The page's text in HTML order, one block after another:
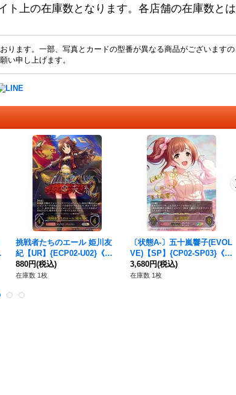
ト上の在庫数となります。各店舗の在庫数とは
ます。一部、写真とカードの型番が異なる商品がございますの
い申し上げます。
挑戦者たちのエール 姫川友
紀【UR】{ECP02-U02}《エ
ルフ》
880円(税込)
在庫数 1枚
〔状態A-〕五十嵐響子(EVOL
VE)【SP】{CP02-SP03}《ロ
イヤル》
3,680円(税込)
在庫数 1枚